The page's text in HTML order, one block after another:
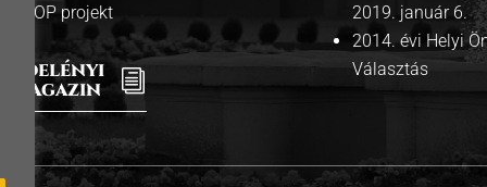
ÁROP projekt
i
Edelényi
Magazin
2019. január 6.
2014. évi Helyi
Választás